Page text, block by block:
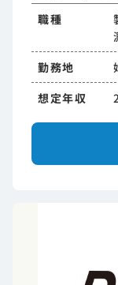
職種
勤務地
想定年収